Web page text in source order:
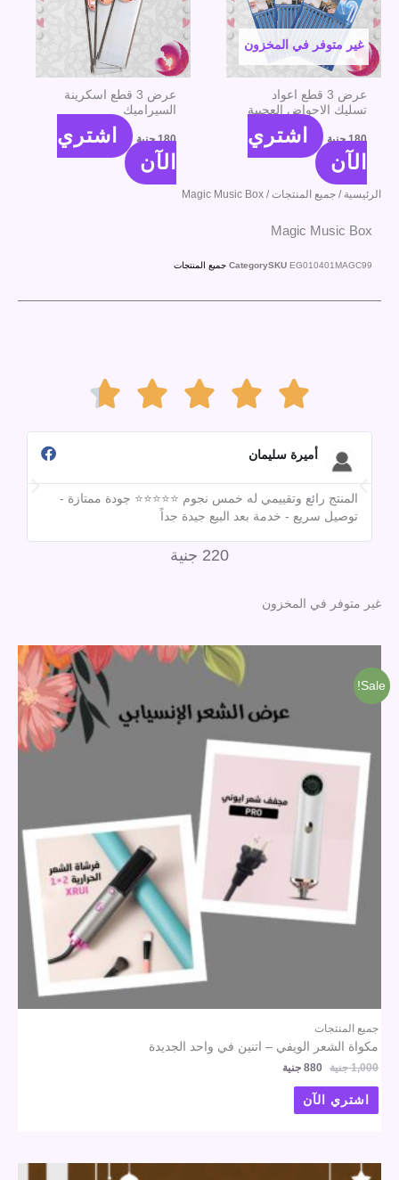
غير متوفر في المخزون
عرض 3 قطع اعواد
تسليك الاحواض العجيبة
180 جنية
اشتري
الآن
عرض 3 قطع اسكرينة
السيراميك
180 جنية
اشتري
الآن
الرئيسية / جميع المنتجات/ Magic Music Box
Magic Music Box
SKU EG010401MAGC99
Category جميع المنتجات





4.7
out
أميرة سليمان
المنتج رائع وتقييمي له خمس نجوم ⭐⭐⭐⭐⭐ جودة ممتازة -
توصيل سريع - خدمة بعد البيع جيدة جداً
220 جنية
غير متوفر في المخزون
Sale!
جميع المنتجات
مكواة الشعر الويفي – اتنين في واحد الجديدة
1,000 جنية 880 جنية
اشتري الآن